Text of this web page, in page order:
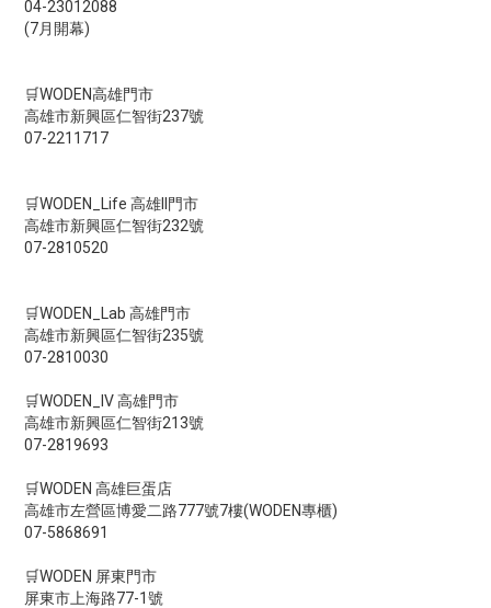
04-23012088
(7月開幕)
🛒WODEN高雄門市
高雄市新興區仁智街237號
07-2211717
🛒WODEN_Life 高雄II門市
高雄市新興區仁智街232號
07-2810520
🛒WODEN_Lab 高雄門市
高雄市新興區仁智街235號
07-2810030
🛒WODEN_IV 高雄門市
高雄市新興區仁智街213號
07-2819693
🛒WODEN 高雄巨蛋店
高雄市左營區博愛二路777號7樓(WODEN專櫃)
07-5868691
🛒WODEN 屏東門市
屏東市上海路77-1號